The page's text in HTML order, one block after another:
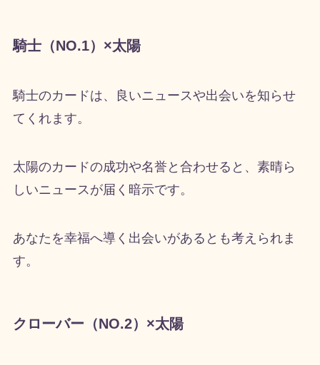
騎士（NO.1）×太陽
騎士のカードは、良いニュースや出会いを知らせ
てくれます。
太陽のカードの成功や名誉と合わせると、素晴ら
しいニュースが届く暗示です。
あなたを幸福へ導く出会いがあるとも考えられま
す。
クローバー（NO.2）×太陽